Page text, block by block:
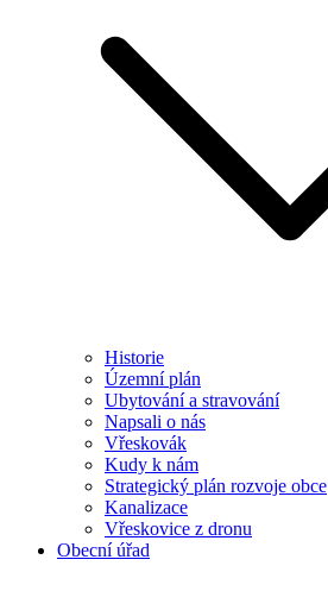
Historie
Územní plán
Ubytování a stravování
Napsali o nás
Vřeskovák
Kudy k nám
Strategický plán rozvoje obce
Kanalizace
Vřeskovice z dronu
Obecní úřad